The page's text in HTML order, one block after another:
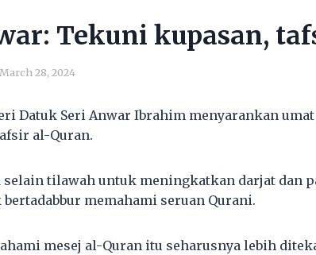
Tekuni kupasan,
March 28, 2024
Datuk Seri Anwar Ibrahim menyarankan
al-Quran.
selain tilawah untuk meningkatkan darjat dan
memahami seruan Qurani.
mesej al-Quran itu seharusnya lebih